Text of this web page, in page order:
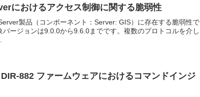
におけるアクセス制御に関する脆弱性
製品（コンポーネント：Server: GIS）に存在する脆弱性で
ージョンは9.0.0から9.6.0までです。複数のプロトコルを介し
882 ファームウェアにおけるコマンドインジ